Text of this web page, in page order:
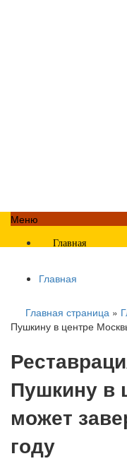
Меню
Главная
Главная
Главная страница »
Пушкину в центре
Пушкину в
может
году